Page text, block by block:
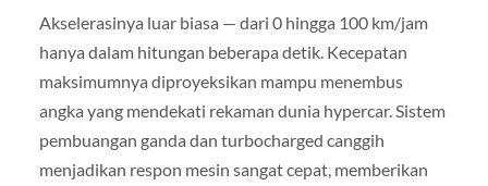
Akselerasinya luar biasa — dari 0 hingga 100 km/jam
hanya dalam hitungan beberapa detik. Kecepatan
maksimumnya diproyeksikan mampu menembus
angka yang mendekati rekaman dunia hypercar. Sistem
pembuangan ganda dan turbocharged canggih
menjadikan respon mesin sangat cepat, memberikan